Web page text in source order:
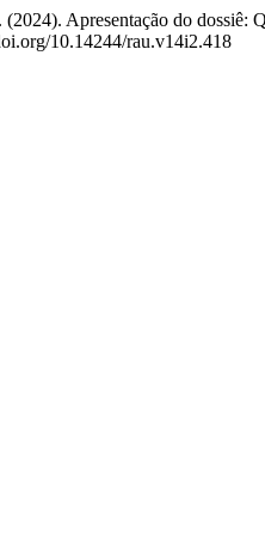
Apresentação do dossiê:
10.14244/rau.v14i2.418